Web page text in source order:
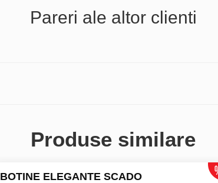
Pareri ale altor clienti
Produse similare
BOTINE ELEGANTE SCADO